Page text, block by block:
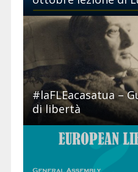
#laFLEacasatua –
di libertà